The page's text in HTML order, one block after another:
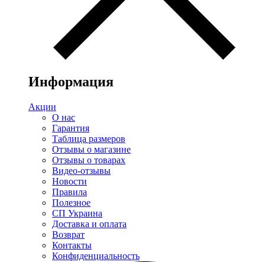
Информация
Акции
О нас
Гарантия
Таблица размеров
Отзывы о магазине
Отзывы о товарах
Видео-отзывы
Новости
Правила
Полезное
СП Украина
Доставка и оплата
Возврат
Контакты
Конфиденциальность